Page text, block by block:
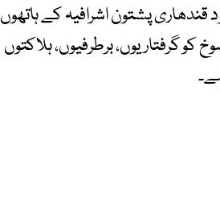
قندھاری پشتون اشرافیہ کے ہاتھوں
کو گرفتاریوں، برطرفیوں، ہلاکتوں